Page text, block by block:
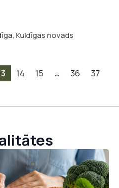
Kuldīgas novads
14 15 … 36 37